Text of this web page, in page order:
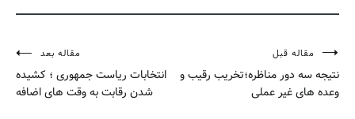
راهبری
نوشته
مقاله قبل
نتیجه سه دور مناظره؛تخریب رقیب و
وعده های غیر عملی
مقاله بعد
انتخابات ریاست جمهوری ؛ کشیده
شدن رقابت به وقت های اضافه